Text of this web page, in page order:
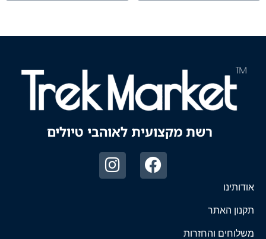
רשת מקצועית לאוהבי טיולים
אודותינו
תקנון האתר
משלוחים והחזרות